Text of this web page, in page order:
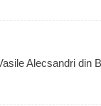
Alecsandri din